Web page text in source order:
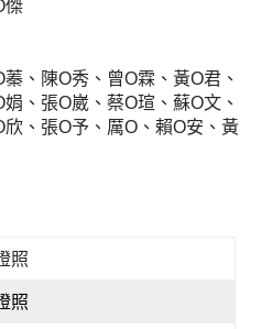
傑
、陳O秀、曾O霖、黃O君、
、張O崴、蔡O瑄、蘇O文、
、張O予、厲O、賴O安、黃
照
照